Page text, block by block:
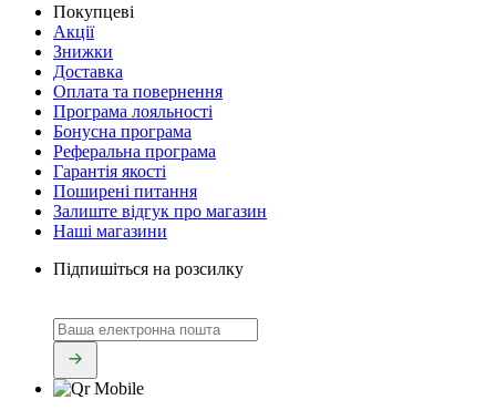
Покупцеві
Акції
Знижки
Доставка
Оплата та повернення
Програма лояльності
Бонусна програма
Реферальна програма
Гарантія якості
Поширені питання
Залиште відгук про магазин
Наші магазини
Підпишіться на розсилку